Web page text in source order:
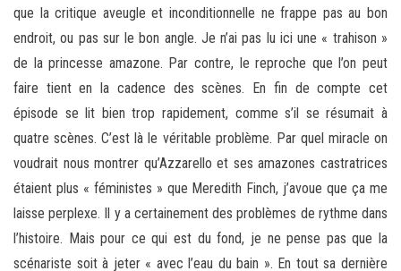
que la critique aveugle et inconditionnelle ne frappe pas au bon
endroit, ou pas sur le bon angle. Je n’ai pas lu ici une « trahison »
de la princesse amazone. Par contre, le reproche que l’on peut
faire tient en la cadence des scènes. En fin de compte cet
épisode se lit bien trop rapidement, comme s’il se résumait à
quatre scènes. C’est là le véritable problème. Par quel miracle on
voudrait nous montrer qu’Azzarello et ses amazones castratrices
étaient plus « féministes » que Meredith Finch, j’avoue que ça me
laisse perplexe. Il y a certainement des problèmes de rythme dans
l’histoire. Mais pour ce qui est du fond, je ne pense pas que la
scénariste soit à jeter « avec l’eau du bain ». En tout sa dernière